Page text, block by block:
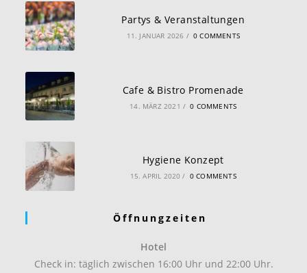
Partys & Veranstaltungen
11. JANUAR 2026 / 0 COMMENTS
Cafe & Bistro Promenade
14. MÄRZ 2021 / 0 COMMENTS
Hygiene Konzept
15. APRIL 2020 / 0 COMMENTS
Öffnungzeiten
Hotel
Check in: täglich zwischen 16:00 Uhr und 22:00 Uhr.